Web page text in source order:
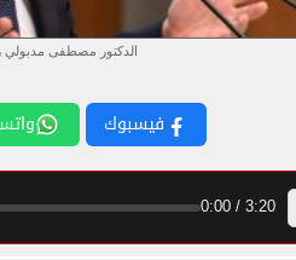
الدكتور مصطفى مدبولي
فيسبوك
3:20 / 0:00